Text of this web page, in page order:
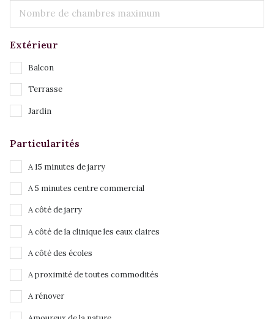
Extérieur
Balcon
Terrasse
Jardin
Particularités
A 15 minutes de jarry
A 5 minutes centre commercial
A côté de jarry
A côté de la clinique les eaux claires
A côté des écoles
A proximité de toutes commodités
A rénover